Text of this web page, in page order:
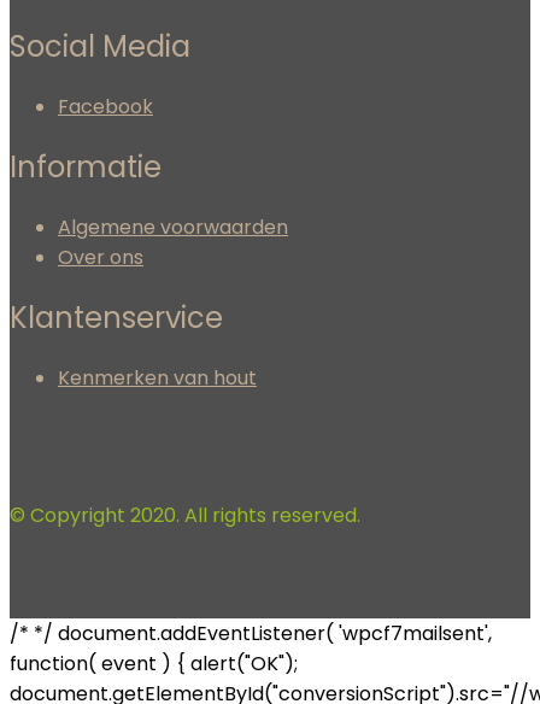
Social Media
Facebook
Informatie
Algemene voorwaarden
Over ons
Klantenservice
Kenmerken van hout
© Copyright 2020. All rights reserved.
/* */ document.addEventListener( 'wpcf7mailsent',
function( event ) { alert("OK");